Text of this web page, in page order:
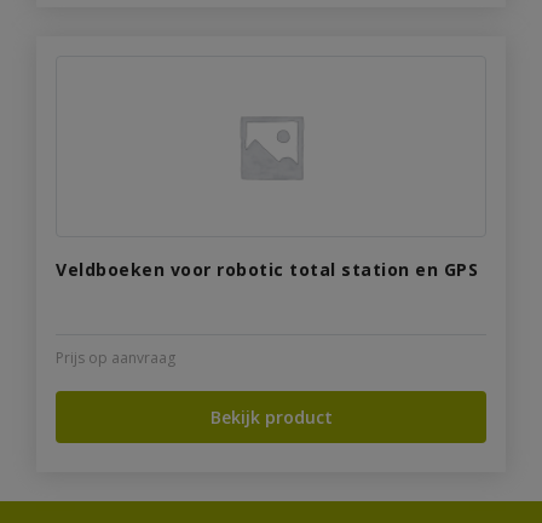
Veldboeken voor robotic total station en GPS
Prijs op aanvraag
Bekijk product